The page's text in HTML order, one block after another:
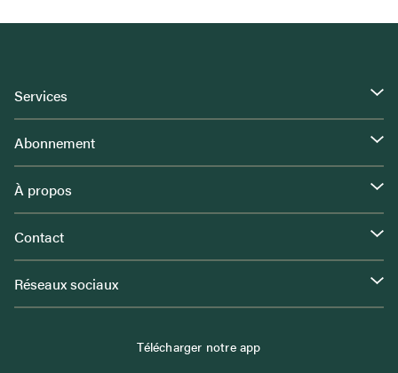
Services
Abonnement
À propos
Contact
Réseaux sociaux
Télécharger notre app